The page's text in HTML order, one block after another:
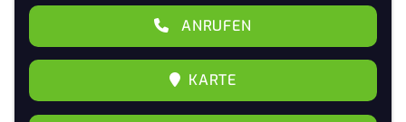
ANRUFEN
KARTE